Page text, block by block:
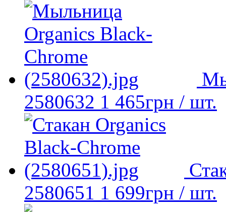
2580632 1 465грн / шт.
2580651 1 699грн / шт.